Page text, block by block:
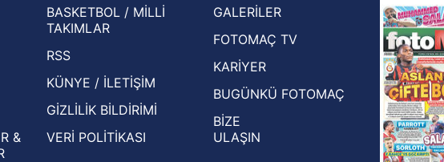
gündem olan manşetler!
UEFA Avrupa Ligi'nde 3. Ön
Turu muhtemel rakipleri belli oldu!
Hernan Crespo, Meksika Ligi
ekiplerinden Atlas'ın yeni teknik
oldu
&
BASKETBOL / MİLLİ
TAKIMLAR
RSS
KÜNYE / İLETİŞİM
GİZLİLİK BİLDİRİMİ
VERİ POLİTİKASI
GALERİLER
FOTOMAÇ TV
KARİYER
BUGÜNKÜ FOTOMAÇ
BİZE
ULAŞIN